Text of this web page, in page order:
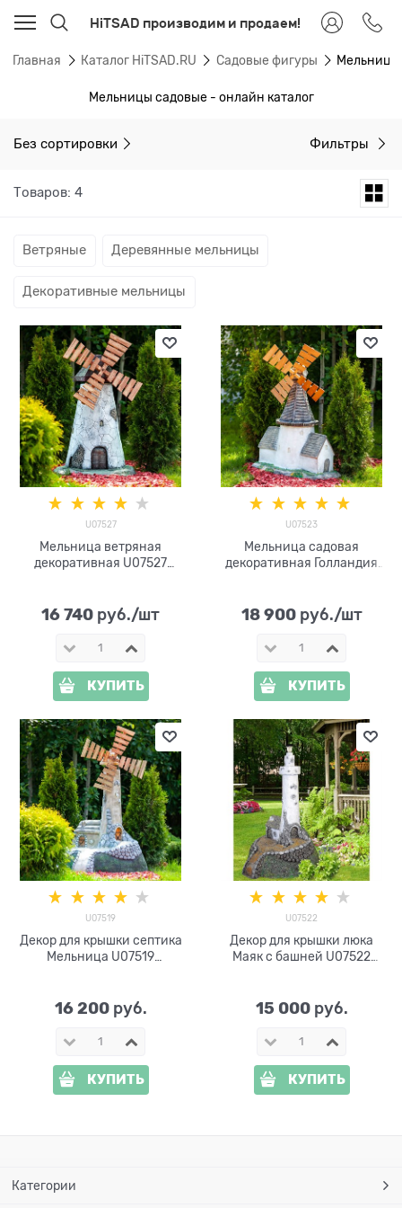
HiTSAD производим и продаем!
Главная Каталог HiTSAD.RU Садовые фигуры
Мельницы садовые - онлайн каталог
Без сортировки Фильтры
Товаров: 4
Ветряные Деревянные мельницы
Декоративные мельницы
U07527
Мельница ветряная
декоративная U07527
16 740 руб./шт
КУПИТЬ
U07523
Мельница садовая
декоративная Голландия
18 900 руб./шт
КУПИТЬ
U07519
Декор для крышки септика
Мельница U07519
16 200 руб.
КУПИТЬ
U07522
Декор для крышки люка
Маяк с башней U07522
15 000 руб.
КУПИТЬ
Категории